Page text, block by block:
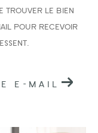
trouver le bien
pour recevoir
E-MAIL